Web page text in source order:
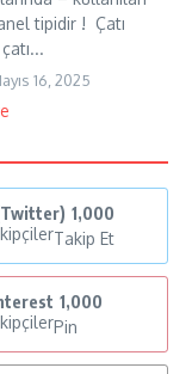
tipidir ! Çatı
16, 2025
1,000
Takip Et
1,000
Pin